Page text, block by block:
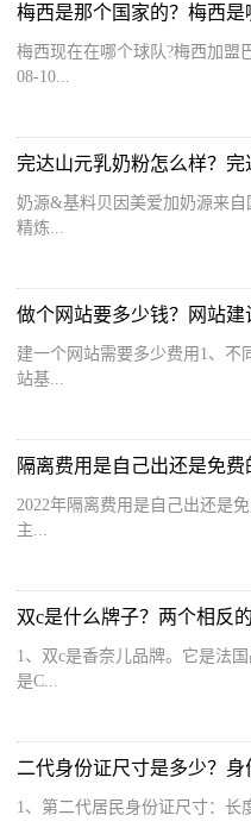
梅西现在在哪个球队?梅西加盟
08-10...
完达山元乳奶粉怎么样？完
奶源&基料贝因美爱加奶源来自
精炼...
做个网站要多少钱？网站建
建一个网站需要多少费用1、不
站基...
隔离费用是自己出还是免费
2022年隔离费用是自己出还是
主...
双c是什么牌子？两个相反
1、双c是香奈儿品牌。它是法
是C...
二代身份证尺寸是多少？身
1、第二代居民身份证尺寸：长